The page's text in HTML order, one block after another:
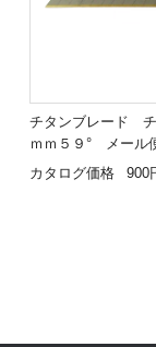
チタンブレード チ
ｍｍ５９° メール
カタログ価格
900